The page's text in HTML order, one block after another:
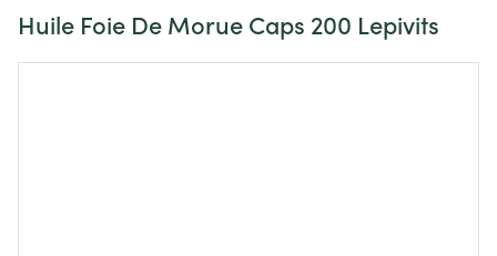
Huile Foie De Morue Caps 200 Lepivits